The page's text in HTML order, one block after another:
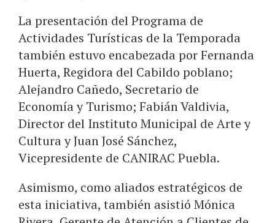
La presentación del Programa de
Actividades Turísticas de la Temporada
también estuvo encabezada por Fernanda
Huerta, Regidora del Cabildo poblano;
Alejandro Cañedo, Secretario de
Economía y Turismo; Fabián Valdivia,
Director del Instituto Municipal de Arte y
Cultura y Juan José Sánchez,
Vicepresidente de CANIRAC Puebla.
Asimismo, como aliados estratégicos de
esta iniciativa, también asistió Mónica